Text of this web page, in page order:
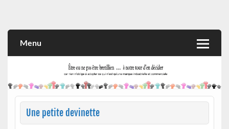
et commerciale
Menu
Une petite devinette